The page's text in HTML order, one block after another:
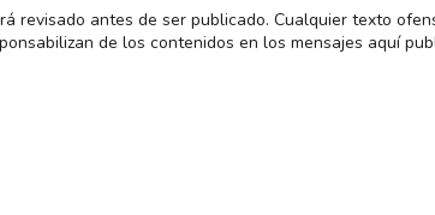
revisado antes de ser publicado. Cualquier texto
de los contenidos en los mensajes aquí